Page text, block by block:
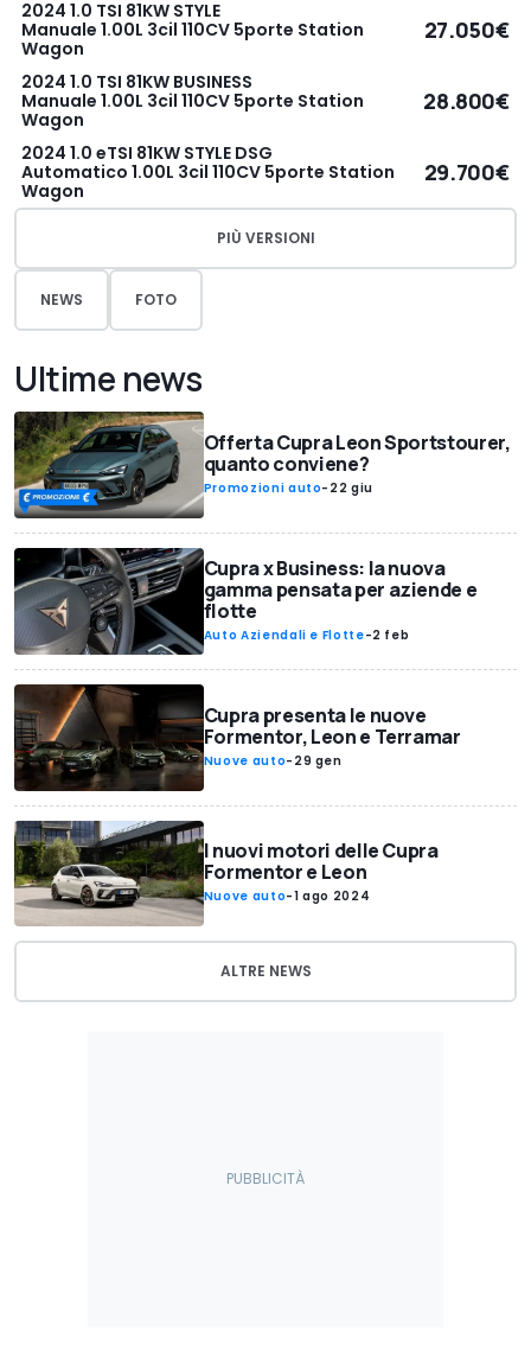
2024 1.0 TSI 81KW STYLE
Manuale 1.00L 3cil 110CV 5porte Station
Wagon
27.050€
2024 1.0 TSI 81KW BUSINESS
Manuale 1.00L 3cil 110CV 5porte Station
Wagon
28.800€
2024 1.0 eTSI 81KW STYLE DSG
Automatico 1.00L 3cil 110CV 5porte Station
Wagon
29.700€
PIÙ VERSIONI
NEWS FOTO
Ultime news
Offerta Cupra Leon Sportstourer,
quanto conviene?
Promozioni auto- 22 giu
Cupra x Business: la nuova
gamma pensata per aziende e
flotte
Auto Aziendali e Flotte-2 feb
Cupra presenta le nuove
Formentor, Leon e Terramar
Nuove auto- 29 gen
I nuovi motori delle Cupra
Formentor e Leon
Nuove auto-1 ago 2024
ALTRE NEWS